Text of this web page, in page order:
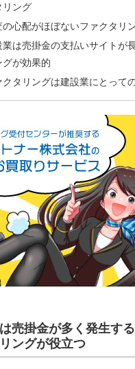
リング
の心配がほぼないファクタリ
業は売掛金の支払いサイトが
グが効果的
クタリングは建設業にとって
売掛金が多く発生す
ングが役立つ